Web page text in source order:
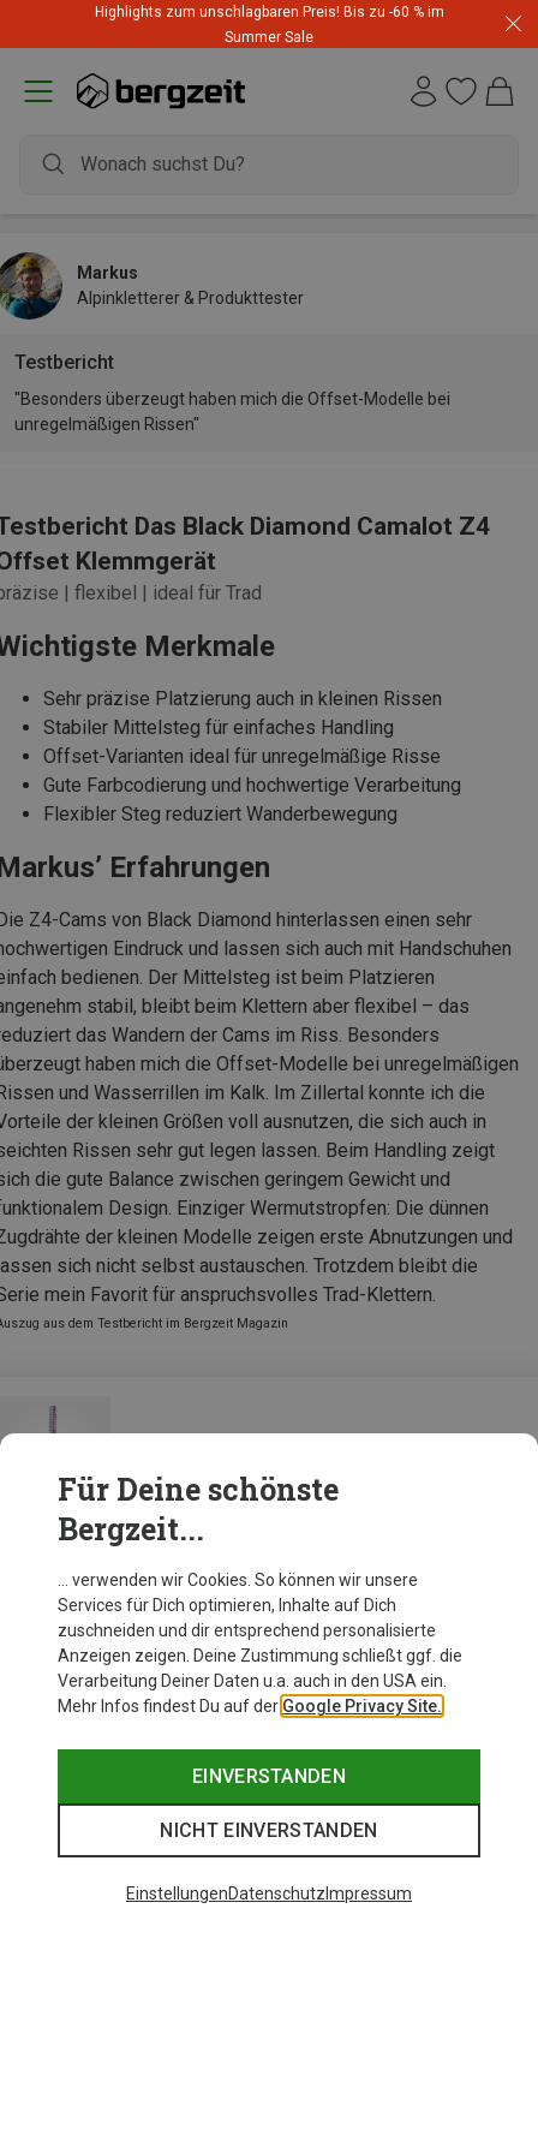
Highlights zum unschlagbaren Preis! Bis zu -60 % im
Summer Sale
Testbericht
Markus
Alpinkletterer & Produkttester
"Besonders überzeugt haben mich die Offset-Modelle bei
unregelmäßigen Rissen"
Das Black Diamond Camalot Z4
Klemmgerät
| flexibel | ideal für Trad
Merkmale
Sehr präzise Platzierung auch in kleinen Rissen
Stabiler Mittelsteg für einfaches Handling
Offset-Varianten ideal für unregelmäßige Risse
Gute Farbcodierung und hochwertige Verarbeitung
Flexibler Steg reduziert Wanderbewegung
Erfahrungen
Z4-Cams von Black Diamond hinterlassen einen sehr
Eindruck und lassen sich auch mit Handschuhen
bedienen. Der Mittelsteg ist beim Platzieren
stabil, bleibt beim Klettern aber flexibel – das
das Wandern der Cams im Riss. Besonders
haben mich die Offset-Modelle bei unregelmäßigen
und Wasserrillen im Kalk. Im Zillertal konnte ich die
der kleinen Größen voll ausnutzen, die sich auch in
Rissen sehr gut legen lassen. Beim Handling zeigt
die gute Balance zwischen geringem Gewicht und
Design. Einziger Wermutstropfen: Die dünnen
der kleinen Modelle zeigen erste Abnutzungen und
sich nicht selbst austauschen. Trotzdem bleibt die
mein Favorit für anspruchsvolles Trad-Klettern.
aus dem Testbericht im Bergzeit Magazin
Zur Produktseite
Für Deine schönste
Bergzeit...
… verwenden wir Cookies. So können wir unsere
Services für Dich optimieren, Inhalte auf Dich
zuschneiden und dir entsprechend personalisierte
Anzeigen zeigen. Deine Zustimmung schließt ggf. die
Verarbeitung Deiner Daten u.a. auch in den USA ein.
Mehr Infos findest Du auf der Google Privacy Site.
EINVERSTANDEN
NICHT EINVERSTANDEN
EinstellungenDatenschutz Impressum